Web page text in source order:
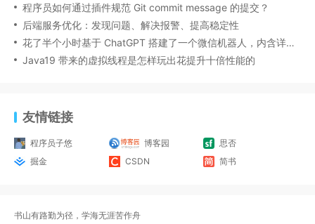
程序员如何通过插件规范 Git commit message 的提交？
后端服务优化：发现问题、解决报警、提高稳定性
花了半个小时基于 ChatGPT 搭建了一个微信机器人，内含详细搭建流程
Java19 带来的虚拟线程是怎样玩出花提升十倍性能的
友情链接
程序员子悠 博客园
思否
掘金
CSDN 简书
书山有路勤为径，学海无涯苦作舟